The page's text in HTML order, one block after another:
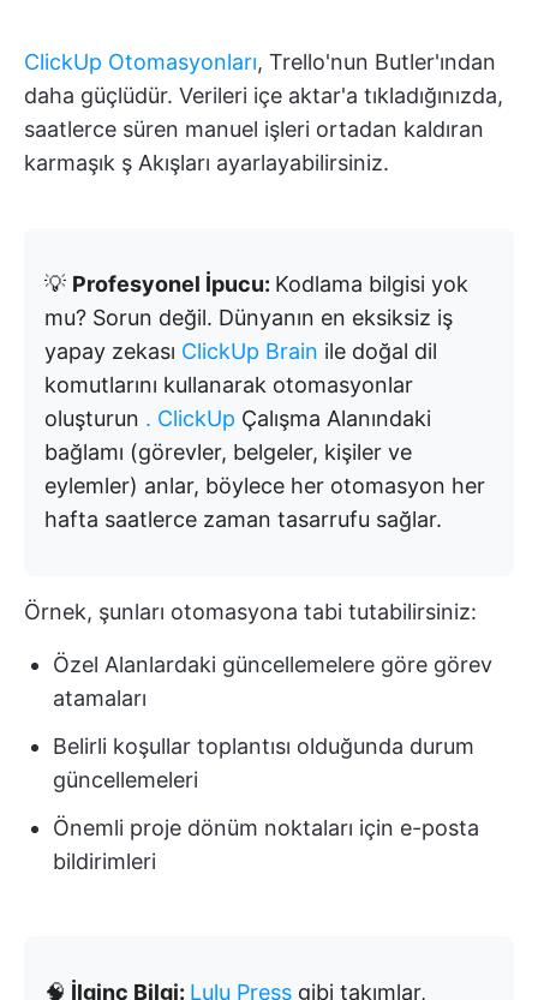
ClickUp Otomasyonları, Trello'nun Butler'ından
daha güçlüdür. Verileri içe aktar'a tıkladığınızda,
saatlerce süren manuel işleri ortadan kaldıran
karmaşık ş Akışları ayarlayabilirsiniz.
💡 Profesyonel İpucu: Kodlama bilgisi yok
mu? Sorun değil. Dünyanın en eksiksiz iş
yapay zekası ClickUp Brain ile doğal dil
komutlarını kullanarak otomasyonlar
oluşturun . ClickUp Çalışma Alanındaki
bağlamı (görevler, belgeler, kişiler ve
eylemler) anlar, böylece her otomasyon her
hafta saatlerce zaman tasarrufu sağlar.
Örnek, şunları otomasyona tabi tutabilirsiniz:
Özel Alanlardaki güncellemelere göre görev
atamaları
Belirli koşullar toplantısı olduğunda durum
güncellemeleri
Önemli proje dönüm noktaları için e-posta
bildirimleri
🧠 İlginç Bilgi: Lulu Press gibi takımlar,